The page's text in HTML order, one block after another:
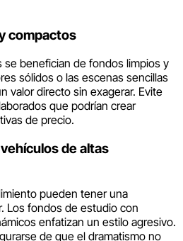
compactos
benefician de fondos limpios y
sólidos o las escenas sencillas
valor directo sin exagerar. Evite
que podrían crear
de precio.
de altas
pueden tener una
Los fondos de estudio con
enfatizan un estilo agresivo.
de que el dramatismo no